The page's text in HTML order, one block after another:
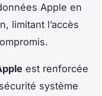
Apple en
limitant l’accès
est renforcée
système